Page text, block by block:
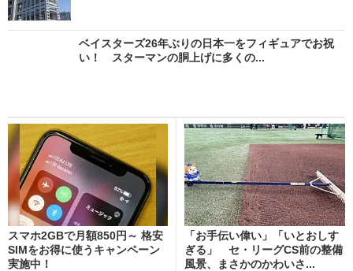
ベイスターズ26年ぶりの日本一をフィギュアでお祝
い！ スターマンの胴上げに多くの...
スマホ2GBで月額850円～ 格安
SIMをお得に使うキャンペーン
実施中！
「お手伝い偉い」「いとおしす
ぎる」 セ・リーグCS前の整備
風景、まさかのかわいさ...